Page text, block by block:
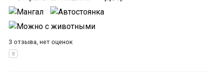
3 отзыва, нет оценок